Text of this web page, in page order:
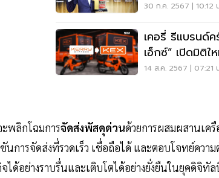
30 ก.ค. 2567 | 10:12
เคอรี่ รีแบรนด์
เอ็กซ์” เปิดมิติ
14 ส.ค. 2567 | 07:21
พลิกโฉมการจัดส่งพัสดุด่วนด้วยการผสมผสานเค
นการจัดส่งที่รวดเร็ว เชื่อถือได้ และตอบโจทย์คว
ได้อย่างราบรื่นและเติบโตได้อย่างยั่งยืนในยุคดิจิทั